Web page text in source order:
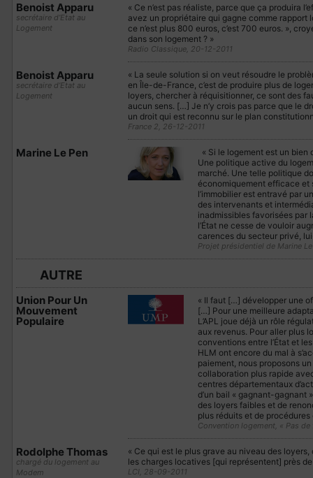
Benoist Apparu
secrétaire d’Etat au
Logement
« Ce n’est pas réaliste, parce que ça produira
avez un propriétaire qui gagne comme rapport
ce n’est plus 800 euros, c’est 700 euros. »,
dans son logement ? »
Radio Classique, 20-12-2011
Benoist Apparu
secrétaire d’Etat au
Logement
« La seule solution si on veut résoudre le
en Île-de-France, c’est de produire plus de
loyers, chercher à réquisitionner, ce sont des
aucun sens. […] Je n’y crois pas parce que le
un droit qui est reconnu sur le plan
France 2, 26-12-2011
Marine Le Pen
« Si le logement est un bien
Une politique active du
marché. Une telle politique
économiquement efficace et
l’immobilier est entravé par
des intervenants et
inadmissibles favorisées par
l’État ne cesse de vouloir
carences du secteur privé,
Projet présidentiel de Marine Le
AUTRE
Union Pour Un
Mouvement
Populaire
« Il faut […] développer une
[…] Pour une meilleure
L’APL joue déjà un rôle
aux revenus. Pour aller plus
conventions entre l’État et
HLM ont encore du mal à
paiement, nous proposons
collaboration plus rapide
centres départementaux
d’un bail « gagnant-gagnant
des loyers faibles et de
plus réduits et de procédures
Convention logement, « Pas
Rodolphe Thomas
chargé du logement au
Modem
« Ce qui est le plus grave au niveau des
les charges locatives [qui représentent] près
LCI, 28-09-2011